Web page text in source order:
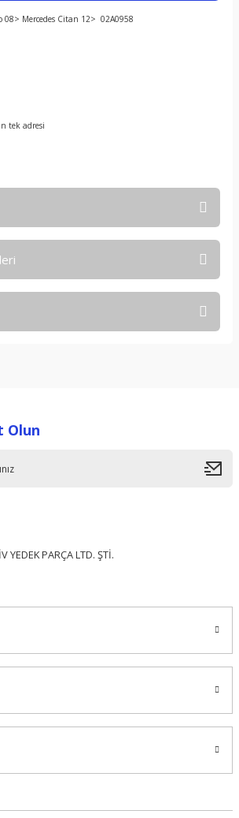
08> Mercedes Citan 12> 02A0958
tek adresi
bozuk veya görüntülenemiyor.
Olun
YEDEK PARÇA LTD. ŞTİ.